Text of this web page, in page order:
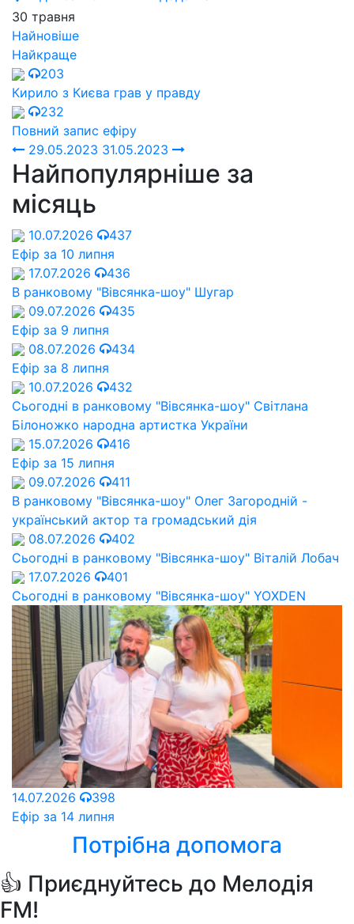
30 травня
Найновіше
Найкраще
203
Кирило з Києва грав у правду
232
Повний запис ефіру
29.05.2023 31.05.2023
Найпопулярніше за
місяць
10.07.2026
437
Ефір за 10 липня
17.07.2026
436
В ранковому "Вівсянка-шоу" Шугар
09.07.2026
435
Ефір за 9 липня
08.07.2026
434
Ефір за 8 липня
10.07.2026
432
Сьогодні в ранковому "Вівсянка-шоу" Cвітлана
Білоножко народна артистка України
15.07.2026
416
Ефір за 15 липня
09.07.2026
411
В ранковому "Вівсянка-шоу" Олег Загородній -
український актор та громадський дія
08.07.2026
402
Сьогодні в ранковому "Вівсянка-шоу" Віталій Лобач
17.07.2026
401
Сьогодні в ранковому "Вівсянка-шоу" YOXDEN
14.07.2026
398
Ефір за 14 липня
Потрібна допомога
👍 Приєднуйтесь до Мелодія
FM!